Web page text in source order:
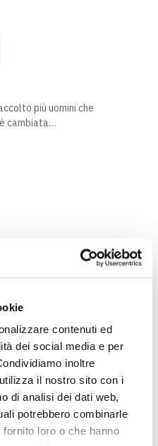
contenuti ed
dei social media e per
inoltre
il nostro sito con i
di analisi dei dati web,
potrebbero combinarle
loro o che hanno
più uomini che
cambiata…
e ha lasciato il